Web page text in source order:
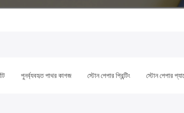
পুনর্ব্যবহৃত পাথর কাগজ স্টোন পেপার প্রিন্টিং স্টোন পেপার